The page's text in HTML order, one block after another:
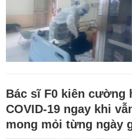
Bác sĩ F0 kiên cường
COVID-19 ngay khi
mong mỏi từng ngày